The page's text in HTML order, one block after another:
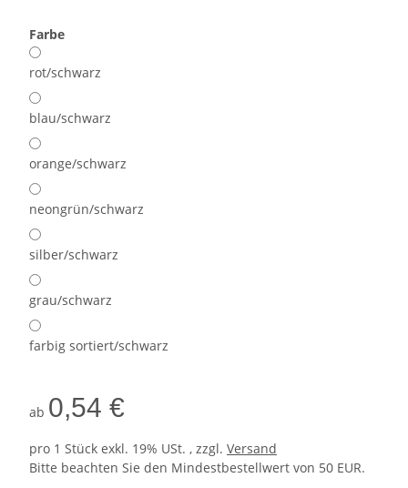
Farbe
rot/schwarz
blau/schwarz
orange/schwarz
neongrün/schwarz
silber/schwarz
grau/schwarz
farbig sortiert/schwarz
ab 0,54 €
pro 1 Stück exkl. 19% USt. , zzgl. Versand
Bitte beachten Sie den Mindestbestellwert von 50 EUR.